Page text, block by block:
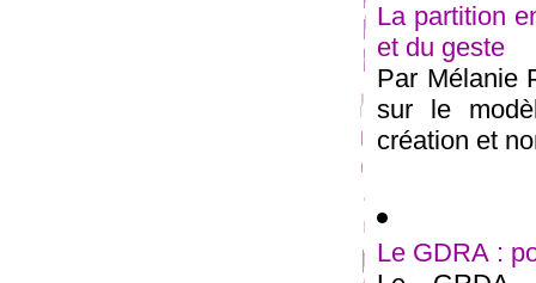
La partition
et du geste
Par Mélanie
sur le
création et
Le GDRA :